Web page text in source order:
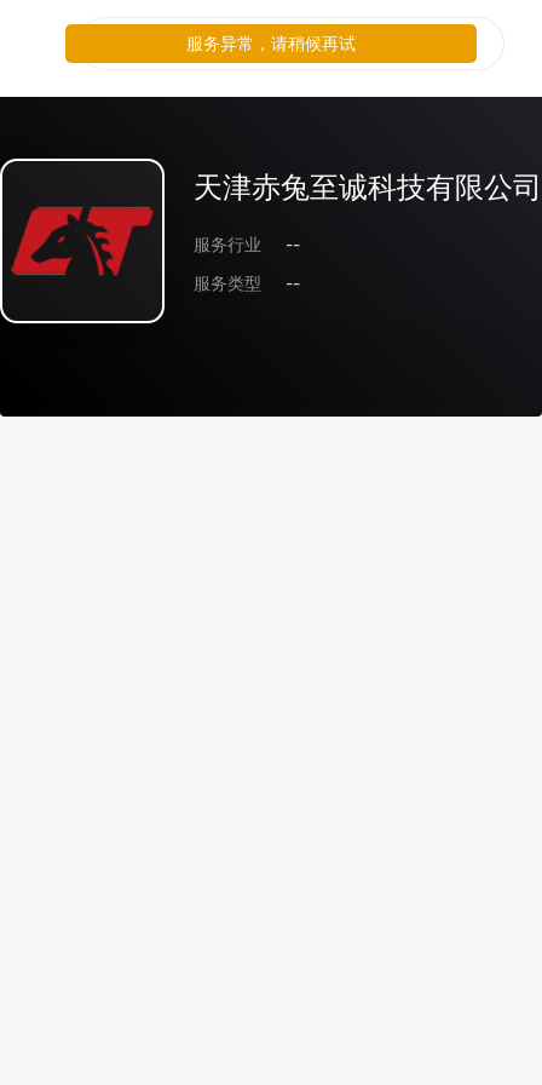
天津赤兔至诚科技有限公司
服务行业
--
服务类型
--
服务异常，请稍候再试